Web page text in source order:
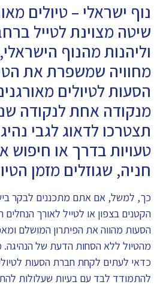
נוף ישראלי – טיולים
שיטה מצוינת לטייל
וליהנות מהנוף
מחוויה שמשפרת את
הסעות לטיולים
מנקודה אחת לנקודה
תצטרכו לדאוג לגבי
טעויות בדרך או חיפוש
חניה, שגוזלים מזמן
כך, למשל, אם אתם מתכננים לבקר
הקטנים בצפון או לטייל לאורך
הסעות מהווה את הפיתרון המושלם
מהטיול ללא הסחות הדעת של
כדאי לעתים לקחת חברת הסעות
להתמודד לבד עם בעיות שעלולות